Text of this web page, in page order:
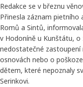
Redakce se v březnu
Přinesla záznam pietního
Romů a Sintů,
v Hodoníně u Kunštátu, o
nedostatečné zastoupení
osnovách nebo o
dětem, které nepoznaly
Serinkovi.